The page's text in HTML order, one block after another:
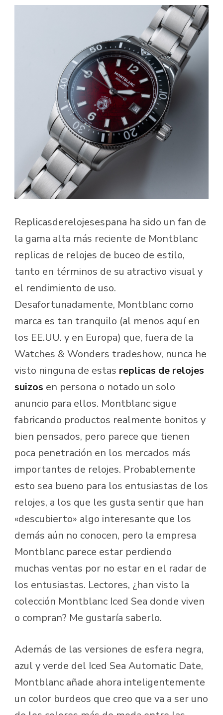
Replicasderelojesespana ha sido un fan de
la gama alta más reciente de Montblanc
replicas de relojes de buceo de estilo,
tanto en términos de su atractivo visual y
el rendimiento de uso.
Desafortunadamente, Montblanc como
marca es tan tranquilo (al menos aquí en
los EE.UU. y en Europa) que, fuera de la
Watches & Wonders tradeshow, nunca he
visto ninguna de estas replicas de relojes
suizos en persona o notado un solo
anuncio para ellos. Montblanc sigue
fabricando productos realmente bonitos y
bien pensados, pero parece que tienen
poca penetración en los mercados más
importantes de relojes. Probablemente
esto sea bueno para los entusiastas de los
relojes, a los que les gusta sentir que han
«descubierto» algo interesante que los
demás aún no conocen, pero la empresa
Montblanc parece estar perdiendo
muchas ventas por no estar en el radar de
los entusiastas. Lectores, ¿han visto la
colección Montblanc Iced Sea donde viven
o compran? Me gustaría saberlo.
Además de las versiones de esfera negra,
azul y verde del Iced Sea Automatic Date,
Montblanc añade ahora inteligentemente
un color burdeos que creo que va a ser uno